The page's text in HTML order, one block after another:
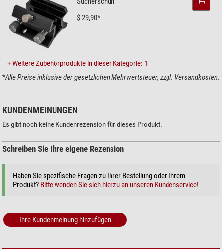
$ 29,90*
+ Weitere Zubehörprodukte in dieser Kategorie: 1
*Alle Preise inklusive der gesetzlichen Mehrwertsteuer, zzgl. Versandkosten.
KUNDENMEINUNGEN
Es gibt noch keine Kundenrezension für dieses Produkt.
Schreiben Sie Ihre eigene Rezension
Haben Sie spezifische Fragen zu Ihrer Bestellung oder Ihrem
Produkt? Bitte wenden Sie sich hierzu an unseren Kundenservice!
Ihre Kundenmeinung hinzufügen